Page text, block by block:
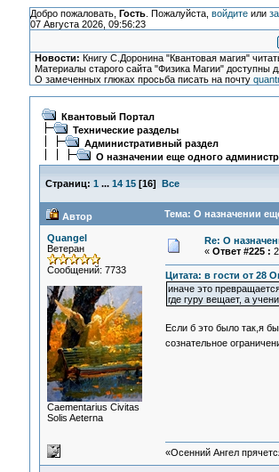
Добро пожаловать, Гость. Пожалуйста, войдитеили
07 Августа 2026, 09:56:23
Новости: Книгу С.Доронина "Квантовая магия"
Материалы старого сайта "Физика Магии" доступны
О замеченных глюках просьба писать на почту
Квантовый Портал
Технические разделы
Административный раздел
О назначении еще одного
Страниц: 1 ... 14 15[16] Все
Автор Тема: О назначении
Quangel
Ветеран
Сообщений: 7733
Сaementarius Civitas
Solis Aeterna
Re: О
« Ответ #225 :
Цитата: в гости от 28
иначе это
где гуру вещает, а
Если б это было так,я
сознательное
«Осенний Ангел